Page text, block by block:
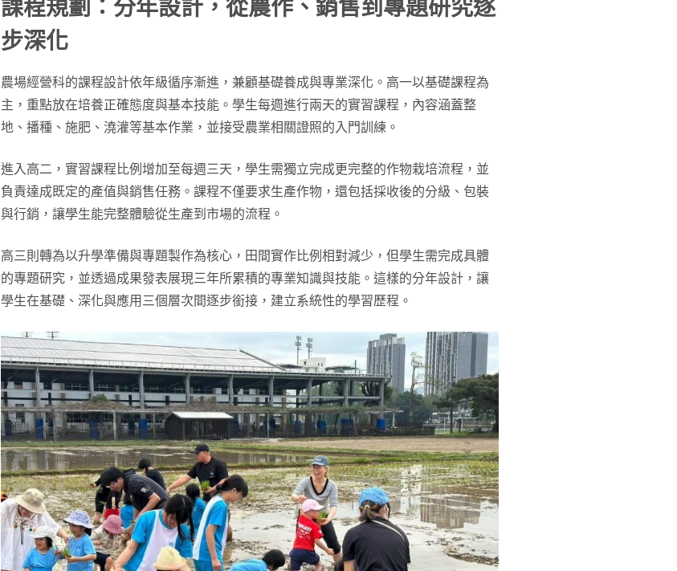
課程規劃：分年設計，從農作、銷售到專題研究逐
步深化
農場經營科的課程設計依年級循序漸進，兼顧基礎養成與專業深化。高一以基礎課程為
主，重點放在培養正確態度與基本技能。學生每週進行兩天的實習課程，內容涵蓋整
地、播種、施肥、澆灌等基本作業，並接受農業相關證照的入門訓練。
進入高二，實習課程比例增加至每週三天，學生需獨立完成更完整的作物栽培流程，並
負責達成既定的產值與銷售任務。課程不僅要求生產作物，還包括採收後的分級、包裝
與行銷，讓學生能完整體驗從生產到市場的流程。
高三則轉為以升學準備與專題製作為核心，田間實作比例相對減少，但學生需完成具體
的專題研究，並透過成果發表展現三年所累積的專業知識與技能。這樣的分年設計，讓
學生在基礎、深化與應用三個層次間逐步銜接，建立系統性的學習歷程。